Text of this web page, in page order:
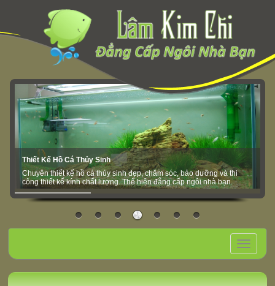
Thiết Kế Hồ Cá Thủy Sinh
Chuyên thiết kế hồ cá thủy sinh đẹp, chăm sóc, bảo dưỡng và thi
công thiết kế kính chất lượng. Thể hiện đẳng cấp ngôi nhà bạn.
Toggle
navigation